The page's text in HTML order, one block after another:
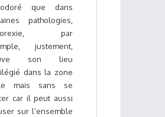
que dans
pathologies,
par
justement,
son lieu
dans la zone
mais sans se
car il peut aussi
sur l’ensemble